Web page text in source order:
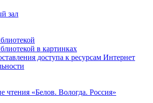
зал
в картинках
доступа к ресурсам Интернет
чтения «Белов. Вологда. Россия»